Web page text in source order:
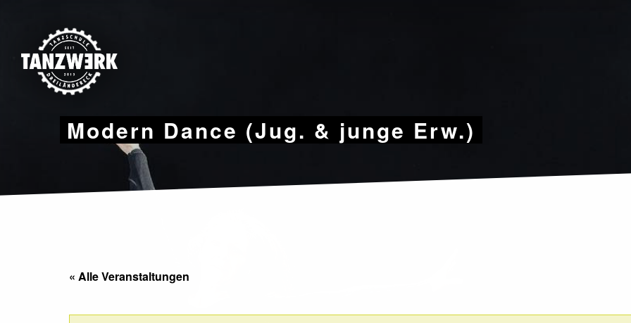
Modern Dance (Jug. & junge Erw.)
« Alle Veranstaltungen